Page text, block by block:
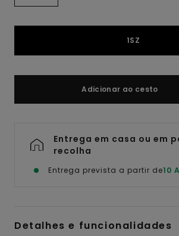
1SZ
Adicionar ao cesto
Entrega em casa ou em
recolha
Entrega prevista a partir de10
Detalhes e funcionalidades